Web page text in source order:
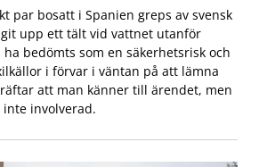
par bosatt i Spanien greps av svensk
upp ett tält vid vattnet utanför
ha bedömts som en säkerhetsrisk och
i förvar i väntan på att lämna
att man känner till ärendet, men
involverad.